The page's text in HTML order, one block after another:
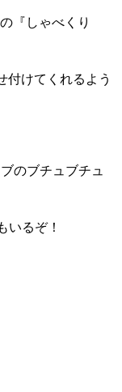
『しゃべくり
付けてくれるよう
のブチュブチュ
いるぞ！